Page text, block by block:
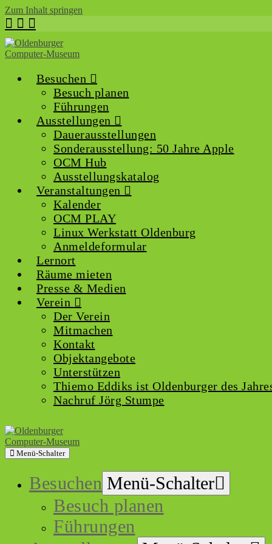
Zum Inhalt springen
Besuchen
Besuch planen
Führungen
Ausstellungen
Dauerausstellungen
Sonderausstellung: 50 Jahre Apple
OCM Hub
Ausstellungskatalog
Veranstaltungen
Kalender
OCM PLAY
Linux Werkstatt Oldenburg
Anmeldeformular
Lernort
Räume mieten
Presse & Medien
Verein
Der Verein
Mitmachen
Kontakt
Objektangebote
Unterstützen
Thiemo Eddiks ist Oldenburger des
Nachruf Jörg Stumpe
Menü-Schalter
Besuchen Menü-Schalter
Besuch planen
Führungen